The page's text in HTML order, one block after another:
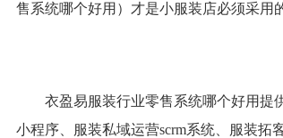
售系统哪个好用 ）才是小服装店必须采用
衣盈易服装行业零售系统哪个好用提
小程序、服装私域运营scrm系统、服装